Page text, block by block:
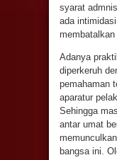
syarat
ada
membatalkan
Adanya
diperkeruh
pemahaman
aparatur
Sehingga
antar umat
bangsa ini.